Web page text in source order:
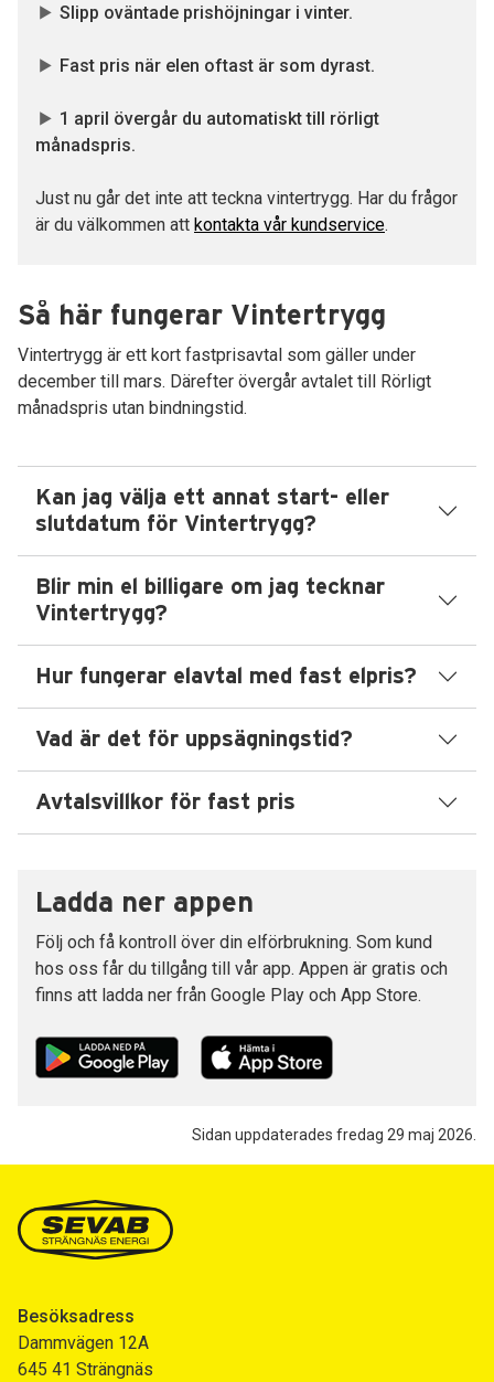
Slipp oväntade prishöjningar i vinter.
Fast pris när elen oftast är som dyrast.
1 april övergår du automatiskt till rörligt
månadspris.
Just nu går det inte att teckna vintertrygg. Har du frågor
är du välkommen att kontakta vår kundservice.
Så här fungerar Vintertrygg
Vintertrygg är ett kort fastprisavtal som gäller under
december till mars. Därefter övergår avtalet till Rörligt
månadspris utan bindningstid.
Kan jag välja ett annat start- eller
slutdatum för Vintertrygg?
Blir min el billigare om jag tecknar
Vintertrygg?
Hur fungerar elavtal med fast elpris?
Vad är det för uppsägningstid?
Avtalsvillkor för fast pris
Ladda ner appen
Följ och få kontroll över din elförbrukning. Som kund
hos oss får du tillgång till vår app. Appen är gratis och
finns att ladda ner från Google Play och App Store.
Sidan uppdaterades fredag 29 maj 2026.
Besöksadress
Dammvägen 12A
645 41 Strängnäs